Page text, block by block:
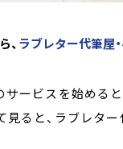
、 ラブレター代筆屋
サービスを始める
ると、ラブレター